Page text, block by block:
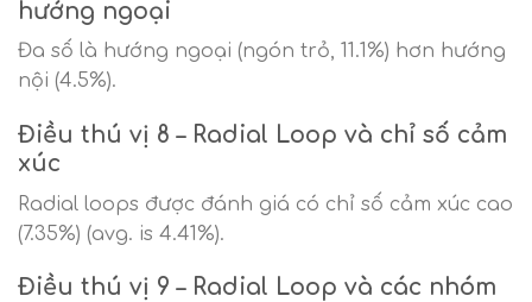
hướng ngoại
Đa số là hướng ngoại (ngón trỏ, 11.1%) hơn hướng
nội (4.5%).
Điều thú vị 8 – Radial Loop và chỉ số cảm
xúc
Radial loops được đánh giá có chỉ số cảm xúc cao
(7.35%) (avg. is 4.41%).
Điều thú vị 9 – Radial Loop và các nhóm